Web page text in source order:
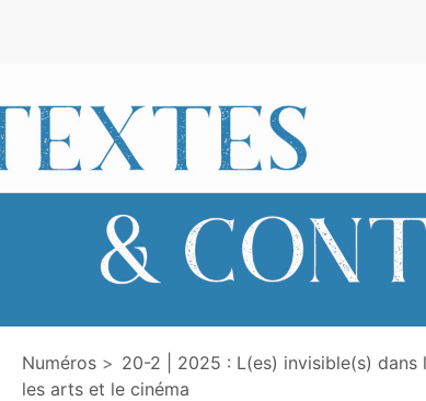
Numéros 20-2 | 2025 : L(es) invisible(s) dans
les arts et le cinéma